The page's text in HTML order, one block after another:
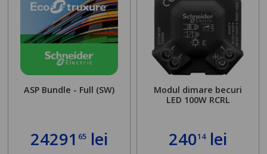
ASP Bundle - Full (SW)
24291 65lei
Modul dimare becuri
LED 100W RCRL
24014lei